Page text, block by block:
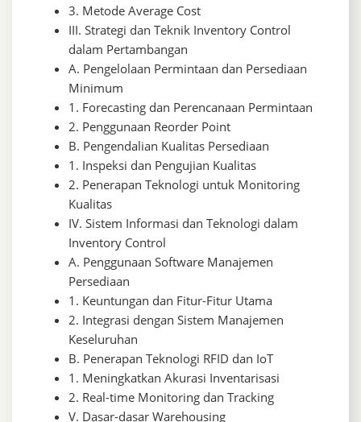
3. Metode Average Cost
III. Strategi dan Teknik Inventory Control
dalam Pertambangan
A. Pengelolaan Permintaan dan Persediaan
Minimum
1. Forecasting dan Perencanaan Permintaan
2. Penggunaan Reorder Point
B. Pengendalian Kualitas Persediaan
1. Inspeksi dan Pengujian Kualitas
2. Penerapan Teknologi untuk Monitoring
Kualitas
IV. Sistem Informasi dan Teknologi dalam
Inventory Control
A. Penggunaan Software Manajemen
Persediaan
1. Keuntungan dan Fitur-Fitur Utama
2. Integrasi dengan Sistem Manajemen
Keseluruhan
B. Penerapan Teknologi RFID dan IoT
1. Meningkatkan Akurasi Inventarisasi
2. Real-time Monitoring dan Tracking
V. Dasar-dasar Warehousing